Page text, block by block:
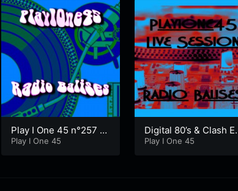
Play I One 45 n°257 R
egular Time
Play I One 45
Digital 80’s & Clash
rly Reggae
Play I One 45